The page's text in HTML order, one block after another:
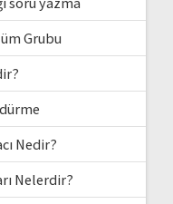
Grubu
Nedir?
Nelerdir?